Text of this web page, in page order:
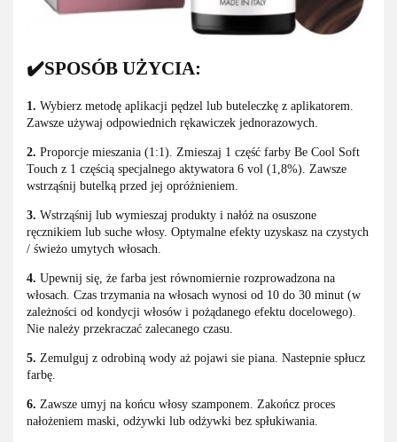
✔️SPOSÓB UŻYCIA:
1. Wybierz metodę aplikacji pędzel lub buteleczkę z aplikatorem.
Zawsze używaj odpowiednich rękawiczek jednorazowych.
2. Proporcje mieszania (1:1). Zmieszaj 1 część farby Be Cool Soft
Touch z 1 częścią specjalnego aktywatora 6 vol (1,8%). Zawsze
wstrząśnij butelką przed jej opróżnieniem.
3. Wstrząśnij lub wymieszaj produkty i nałóż na osuszone
ręcznikiem lub suche włosy. Optymalne efekty uzyskasz na czystych
/ świeżo umytych włosach.
4. Upewnij się, że farba jest równomiernie rozprowadzona na
włosach. Czas trzymania na włosach wynosi od 10 do 30 minut (w
zależności od kondycji włosów i pożądanego efektu docelowego).
Nie należy przekraczać zalecanego czasu.
5. Zemulguj z odrobiną wody aż pojawi sie piana. Nastepnie spłucz
farbę.
6. Zawsze umyj na końcu włosy szamponem. Zakończ proces
nałożeniem maski, odżywki lub odżywki bez spłukiwania.